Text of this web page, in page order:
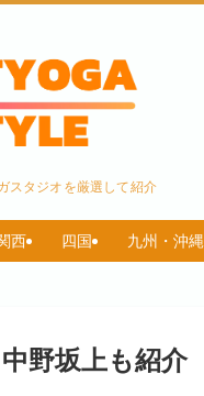
スタジオを厳選して紹介
西 四国 九州・沖縄
野坂上も紹介